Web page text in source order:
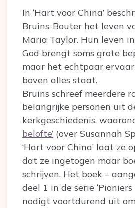
In ‘Hart voor China’
Bruins-Bouter het leven
Maria Taylor. Hun leven
God brengt soms grote
maar het echtpaar
boven alles staat.
Bruins schreef meerdere
belangrijke personen uit
kerkgeschiedenis,
belofte’ (over Susannah
‘Hart voor China’ laat ze
dat ze ingetogen maar
schrijven. Het boek –
deel 1 in de serie ‘Pioniers
nodigt voortdurend uit